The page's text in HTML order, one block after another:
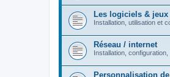
Les logiciels &
Installation, utilisation et
Réseau / internet
Installation,
Personnalisation